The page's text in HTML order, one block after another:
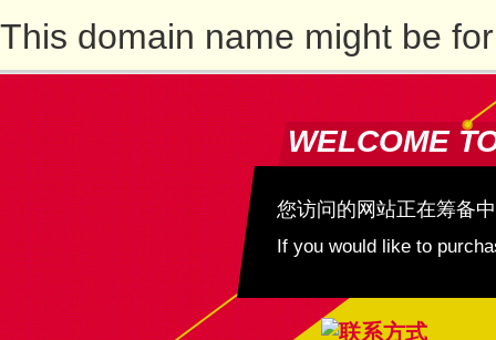
This domain name might be
WELCOME
您访问的网站正在筹备
If you would like to